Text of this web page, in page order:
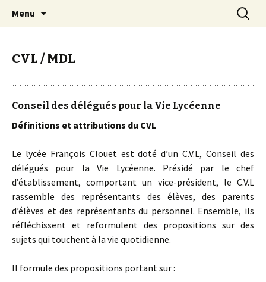
Lycée Clouet / Lycée des
Métiers de la Mode et des
Services
Menu
CVL / MDL
Conseil des délégués pour la Vie Lycéenne
Définitions et attributions du CVL
Le lycée François Clouet est doté d’un C.V.L, Conseil des
délégués pour la Vie Lycéenne. Présidé par le chef
d’établissement, comportant un vice-président, le C.V.L
rassemble des représentants des élèves, des parents
d’élèves et des représentants du personnel. Ensemble, ils
réfléchissent et reformulent des propositions sur des
sujets qui touchent à la vie quotidienne.
Il formule des propositions portant sur :